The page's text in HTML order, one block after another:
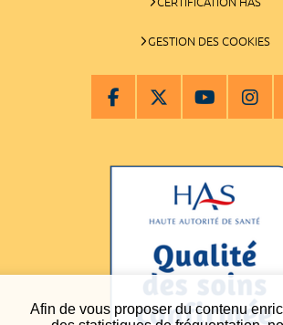
Afin de vous proposer du contenu
GESTION DES COOKIES